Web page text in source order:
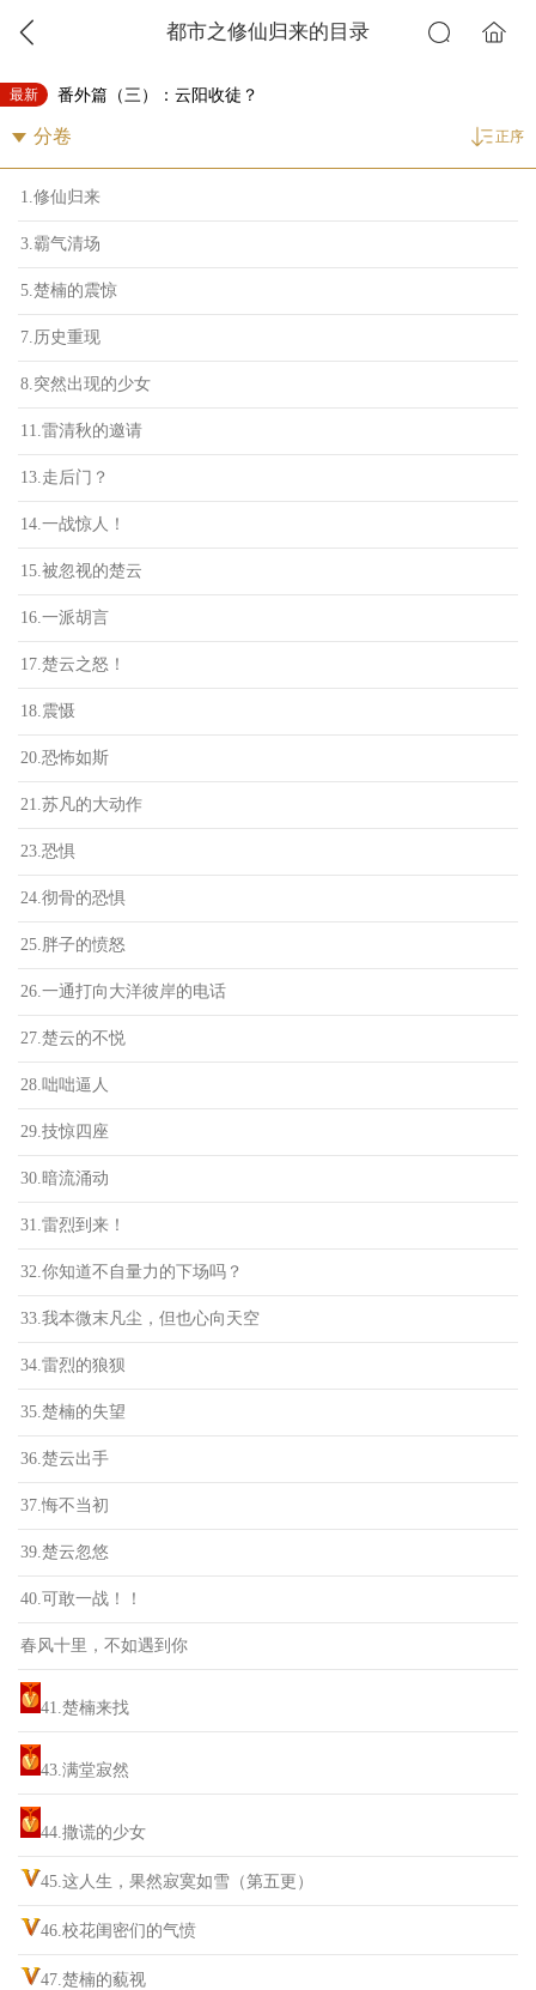
都市之修仙归来的目录
最新 番外篇（三）：云阳收徒？
正序
1.修仙归来
3.霸气清场
5.楚楠的震惊
7.历史重现
8.突然出现的少女
11.雷清秋的邀请
13.走后门？
14.一战惊人！
15.被忽视的楚云
16.一派胡言
17.楚云之怒！
18.震慑
20.恐怖如斯
21.苏凡的大动作
23.恐惧
24.彻骨的恐惧
25.胖子的愤怒
26.一通打向大洋彼岸的电话
27.楚云的不悦
28.咄咄逼人
29.技惊四座
30.暗流涌动
31.雷烈到来！
32.你知道不自量力的下场吗？
33.我本微末凡尘，但也心向天空
34.雷烈的狼狈
35.楚楠的失望
36.楚云出手
37.悔不当初
39.楚云忽悠
40.可敢一战！！
春风十里，不如遇到你
41.楚楠来找
43.满堂寂然
44.撒谎的少女
45.这人生，果然寂寞如雪（第五更）
46.校花闺密们的气愤
47.楚楠的藐视